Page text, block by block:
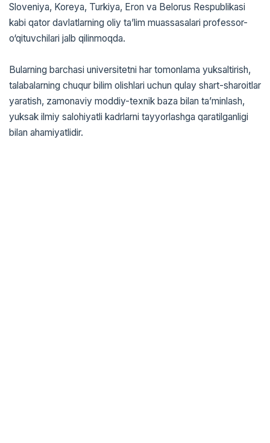
Sloveniya, Koreya, Turkiya, Eron va Belorus Respublikasi
kabi qator davlatlarning oliy ta’lim muassasalari professor-
o‘qituvchilari jalb qilinmoqda.
Bularning barchasi universitetni har tomonlama yuksaltirish,
talabalarning chuqur bilim olishlari uchun qulay shart-sharoitlar
yaratish, zamonaviy moddiy-texnik baza bilan ta’minlash,
yuksak ilmiy salohiyatli kadrlarni tayyorlashga qaratilganligi
bilan ahamiyatlidir.